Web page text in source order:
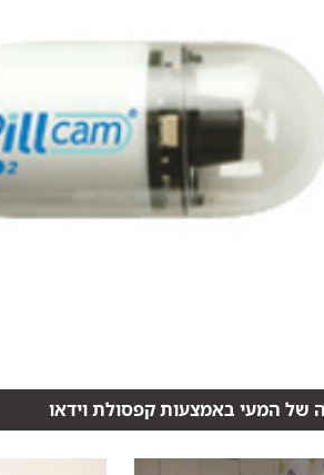
של המעי באמצעות קפסולת וידאו
שנבלעת עם מעט מים ומתקדמת במורד מערכת...